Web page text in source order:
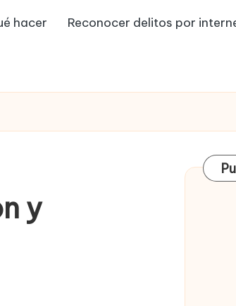
hacer Reconocer delitos por
y